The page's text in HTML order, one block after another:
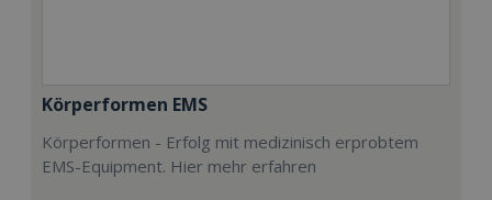
Körperformen EMS
Körperformen - Erfolg mit medizinisch erprobtem
EMS-Equipment. Hier mehr erfahren